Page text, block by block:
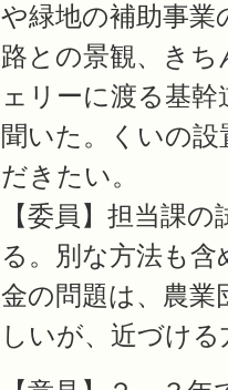
や緑地の補助事
路との景観、き
ェリーに渡る基
聞いた。くいの
だきたい。
【委員】担当課
る。別な方法も
金の問題は、農
しいが、近づけ